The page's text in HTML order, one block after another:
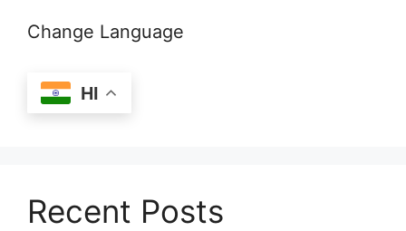
Change Language
HI
Recent Posts